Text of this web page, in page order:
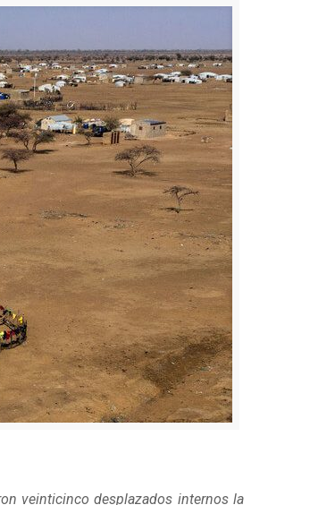
veinticinco desplazados internos la